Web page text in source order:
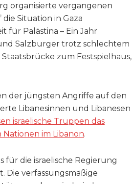
organisierte vergangenen
Situation in Gaza
für Palästina – Ein Jahr
Salzburger trotz schlechtem
zum Festspielhaus,
der jüngsten Angriffe auf den
Libanesinnen und Libanesen
israelische Truppen das
im Libanon.
die israelische Regierung
verfassungsmäßige